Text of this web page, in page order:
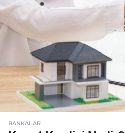
BANKALAR